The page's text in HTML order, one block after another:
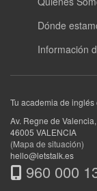
Dónde
Información
Tu academia de inglés
Av. Regne de
46005 VALENCIA
(Mapa de situación)
hello@letstalk.es
960 000